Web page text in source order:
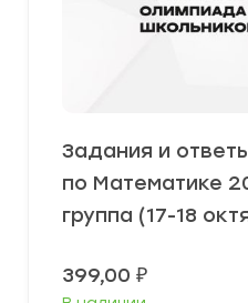
Задания и
по Математике
группа (17-18
399,00 ₽